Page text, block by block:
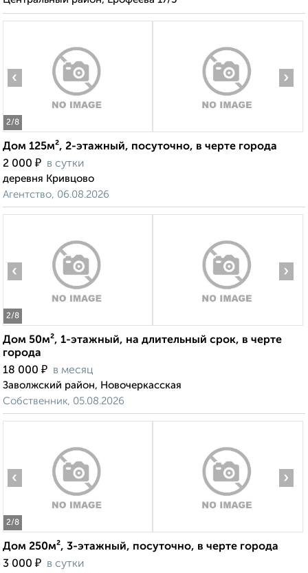
2/8
‹ ›
Дом 125м², 2-этажный, посуточно, в черте города
2 000 ₽ в сутки
деревня Кривцово
Агентство, 06.08.2026
2/8
‹ ›
Дом 50м², 1-этажный, на длительный срок, в черте
города
18 000 ₽ в месяц
Заволжский район, Новочеркасская
Собственник, 05.08.2026
2/8
‹ ›
Дом 250м², 3-этажный, посуточно, в черте города
3 000 ₽ в сутки